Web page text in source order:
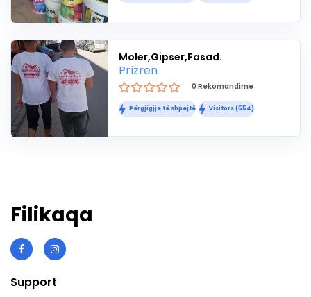
Moler,Gipser,Fasad.
Prizren
0 Rekomandime
Përgjigjje të shpejtë Visitors (554)
Filikaqa
Support